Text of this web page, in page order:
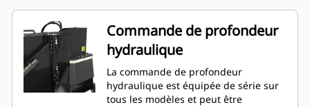
Commande de profondeur
hydraulique
La commande de profondeur
hydraulique est équipée de série sur
tous les modèles et peut être